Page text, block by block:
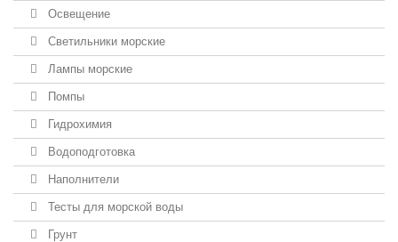
Освещение
Светильники морские
Лампы морские
Помпы
Гидрохимия
Водоподготовка
Наполнители
Тесты для морской воды
Грунт